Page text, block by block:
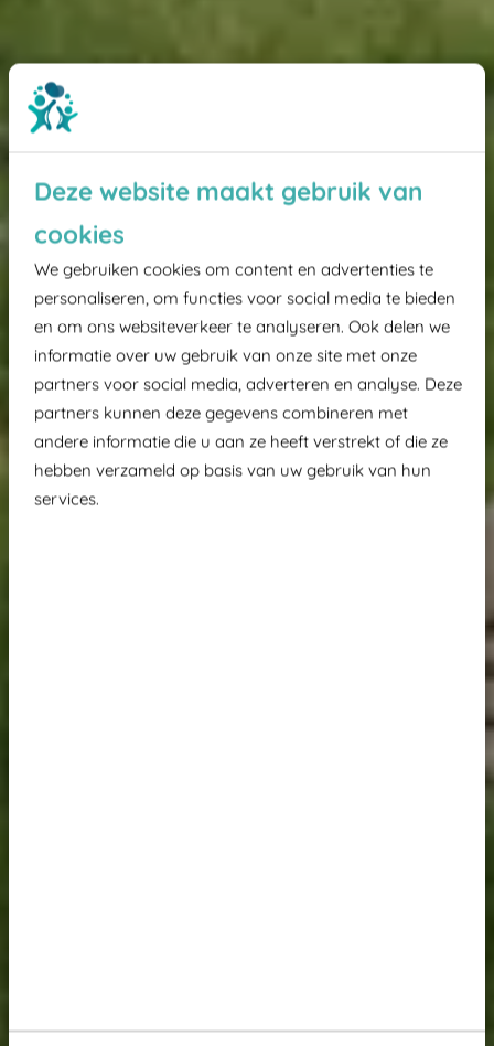
Deze website maakt gebruik van
cookies
We gebruiken cookies om content en advertenties te
personaliseren, om functies voor social media te bieden
en om ons websiteverkeer te analyseren. Ook delen we
informatie over uw gebruik van onze site met onze
partners voor social media, adverteren en analyse. Deze
partners kunnen deze gegevens combineren met
andere informatie die u aan ze heeft verstrekt of die ze
hebben verzameld op basis van uw gebruik van hun
services.